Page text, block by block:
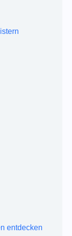
entdecken